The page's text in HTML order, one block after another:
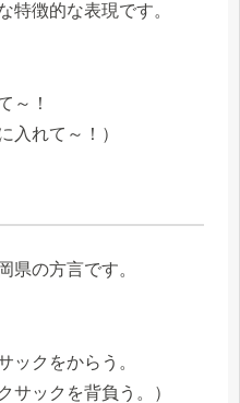
特徴的な表現です。
～！
入れて～！）
県の方言です。
ックをからう。
サックを背負う。）